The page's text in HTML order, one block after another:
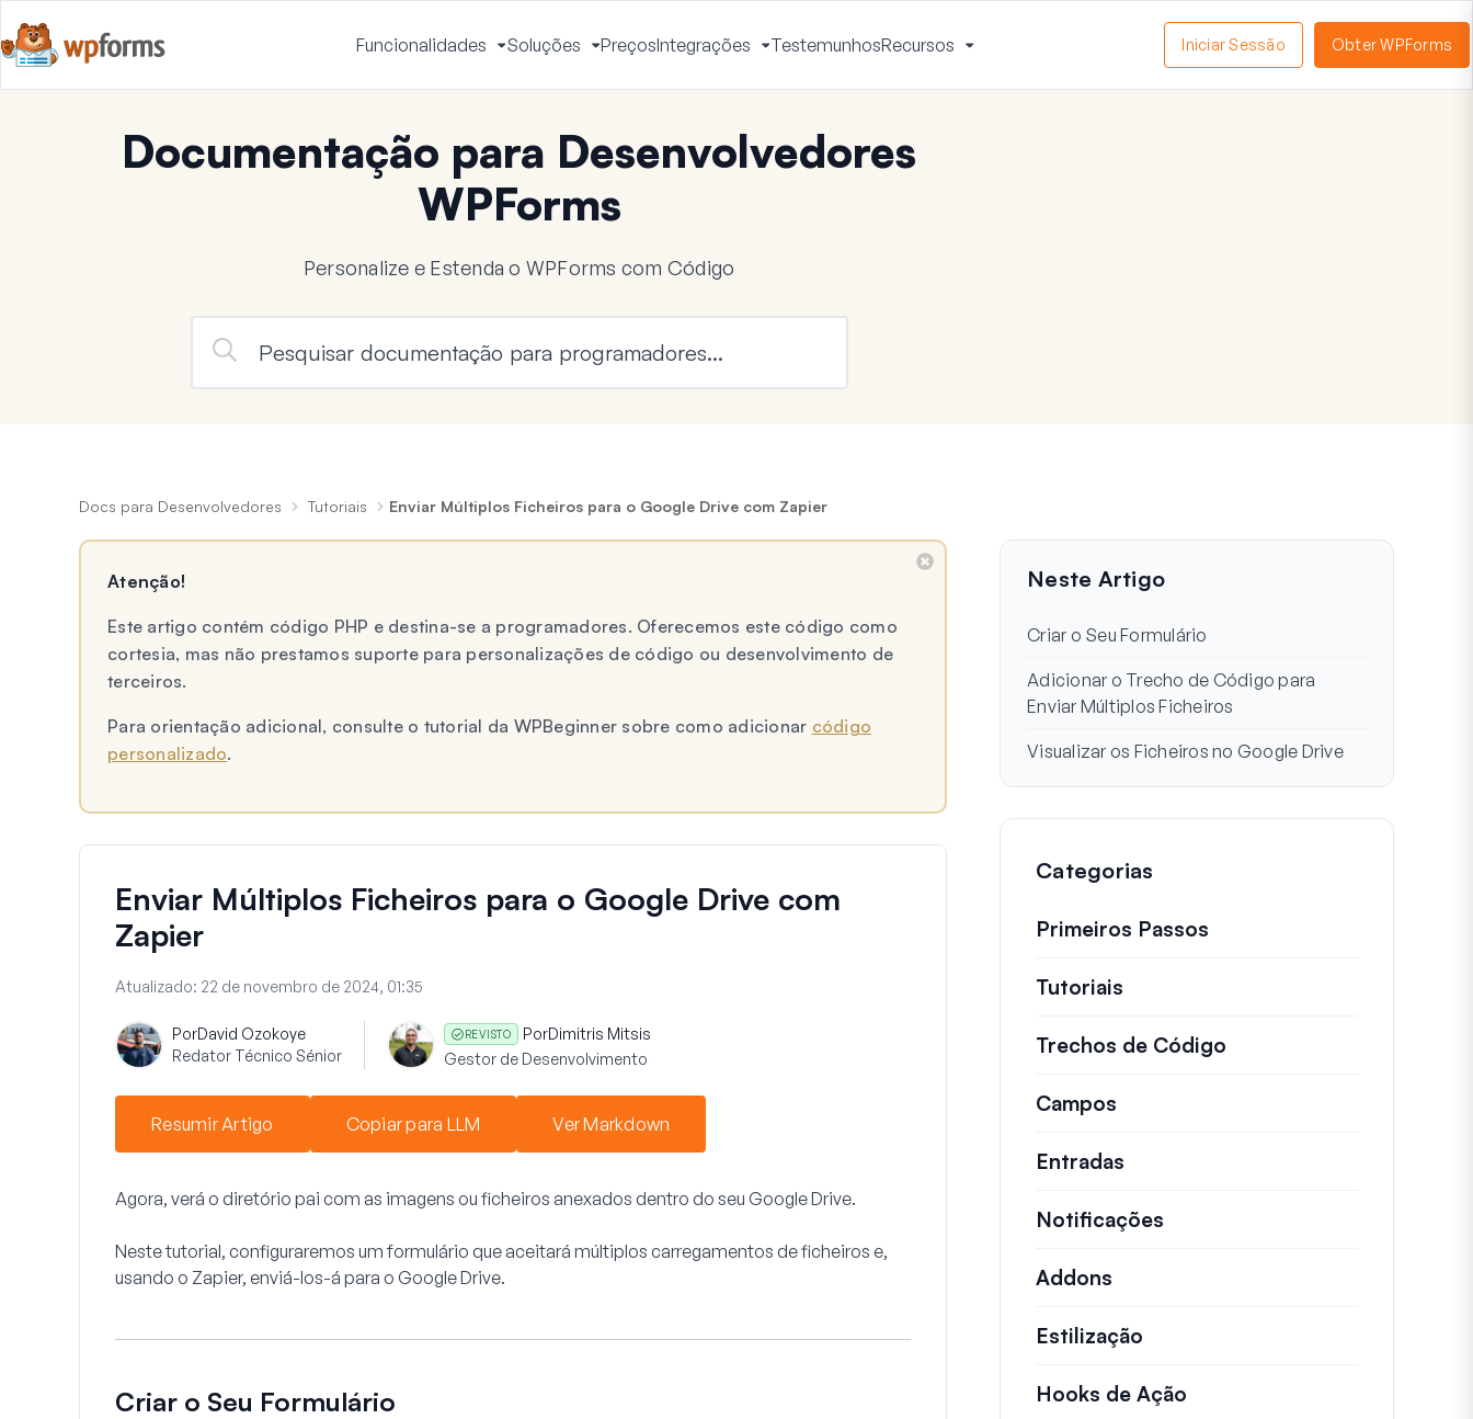
Funcionalidades
Ativar
Menu
Soluções
Ativar
Menu
PreçosIntegrações
Ativar
Menu
TestemunhosRecursos
Menu
Iniciar Sessão Obter WPForms
Documentação para Desenvolvedores
WPForms
Personalize e Estenda o WPForms com Código
Docs para Desenvolvedores Tutoriais Enviar Múltiplos Ficheiros para o Google Drive com Zapier
Atenção!
Este artigo contém código PHP e destina-se a programadores. Oferecemos este código como
cortesia, mas não prestamos suporte para personalizações de código ou desenvolvimento de
terceiros.
Para orientação adicional, consulte o tutorial da WPBeginner sobre como adicionar código
personalizado.
Enviar Múltiplos Ficheiros para o Google Drive com
Zapier
Atualizado: 22 de novembro de 2024, 01:35
PorDavid Ozokoye
Redator Técnico Sénior
REVISTO PorDimitris Mitsis
Gestor de Desenvolvimento
Resumir Artigo Copiar para LLM Ver Markdown
Agora, verá o diretório pai com as imagens ou ficheiros anexados dentro do seu Google Drive.
Neste tutorial, configuraremos um formulário que aceitará múltiplos carregamentos de ficheiros e,
usando o Zapier, enviá-los-á para o Google Drive.
Criar o Seu Formulário
Neste Artigo
Criar o Seu Formulário
Adicionar o Trecho de Código para
Enviar Múltiplos Ficheiros
Visualizar os Ficheiros no Google Drive
Categorias
Primeiros Passos
Tutoriais
Trechos de Código
Campos
Entradas
Notificações
Addons
Estilização
Hooks de Ação